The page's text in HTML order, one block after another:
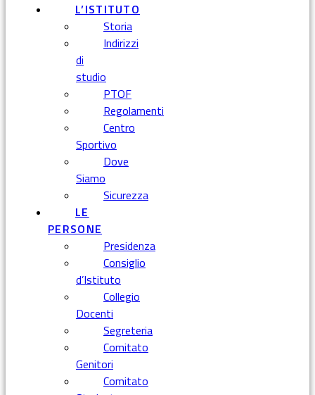
L’ISTITUTO
Storia
Indirizzi
di
studio
PTOF
Regolamenti
Centro
Sportivo
Dove
Siamo
Sicurezza
LE
PERSONE
Presidenza
Consiglio
d’Istituto
Collegio
Docenti
Segreteria
Comitato
Genitori
Comitato